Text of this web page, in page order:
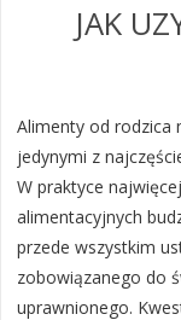
JAK
Alimenty od rodzica
jedynymi z
W praktyce
alimentacyjnych
przede wszystkim
zobowiązanego do
uprawnionego.